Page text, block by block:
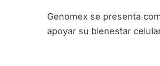
Genomex se presenta
apoyar su bienestar